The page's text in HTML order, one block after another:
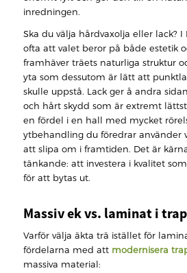
inredningen.
Ska du välja hårdvaxolja eller lack? I
ofta att valet beror på både estetik
framhäver träets naturliga struktur
yta som dessutom är lätt att
skulle uppstå. Lack ger å andra
och hårt skydd som är extremt
en fördel i en hall med mycket
ytbehandling du föredrar använder
att slipa om i framtiden. Det är
tänkande: att investera i kvalitet
för att bytas ut.
Massiv ek vs. laminat i
Varför välja äkta trä istället för
fördelarna med att modernisera
massiva material: